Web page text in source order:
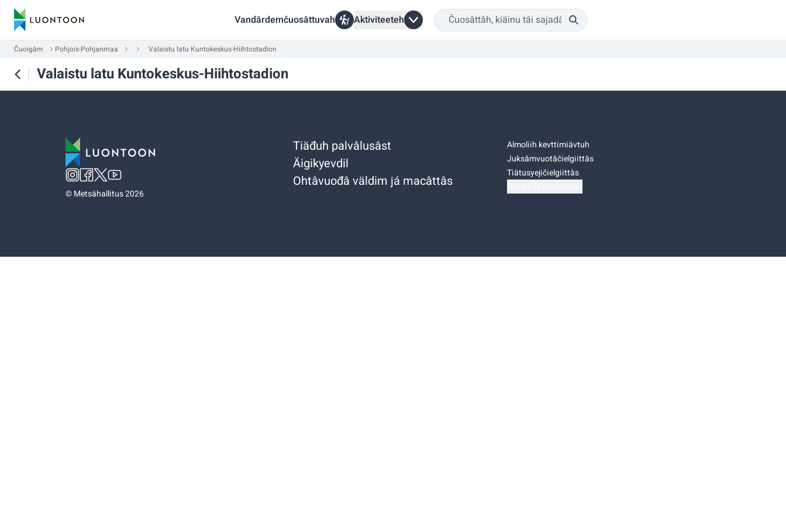
Vandârdemčuosâttuvah Aktiviteeteh
Čuoigâm Pohjois-Pohjanmaa Valaistu latu Kuntokeskus-Hiihtostadion
Valaistu latu Kuntokeskus-Hiihtostadion
©Metsähallitus 2026
Tiäđuh palvâlusâst
Äigikyevdil
Ohtâvuođâ väldim já macâttâs
Almoliih kevttimiävtuh
Juksâmvuotâčielgiittâs
Tiätusyejičielgiittâs